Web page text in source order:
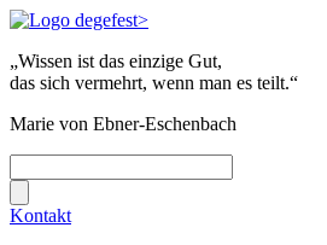
„Wissen ist das einzige Gut,
das sich vermehrt, wenn man es teilt.“
Marie von Ebner-Eschenbach
Kontakt